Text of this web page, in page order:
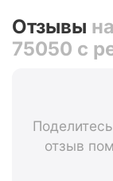
Отзывы
75050 с
отзыв